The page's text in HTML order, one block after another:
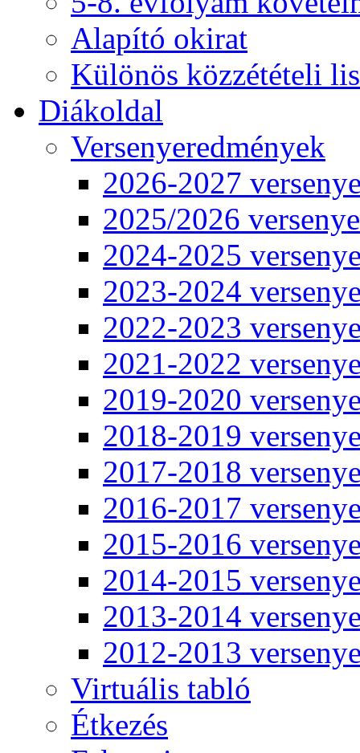
Alapító okirat
Különös közzétételi
Diákoldal
Versenyeredmények
2026-2027
2025/2026
2024-2025
2023-2024
2022-2023
2021-2022
2019-2020
2018-2019
2017-2018
2016-2017
2015-2016
2014-2015
2013-2014
2012-2013
Virtuális tabló
Étkezés